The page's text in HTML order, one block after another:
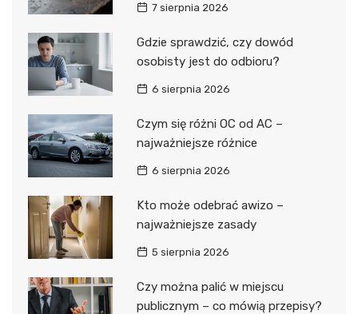
7 sierpnia 2026
Gdzie sprawdzić, czy dowód
osobisty jest do odbioru?
6 sierpnia 2026
Czym się różni OC od AC –
najważniejsze różnice
6 sierpnia 2026
Kto może odebrać awizo –
najważniejsze zasady
5 sierpnia 2026
Czy można palić w miejscu
publicznym – co mówią przepisy?